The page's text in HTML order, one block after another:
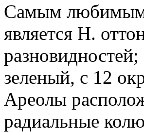
Самым любимым
является Н.
зеленый, с 12
Ареолы
радиальные